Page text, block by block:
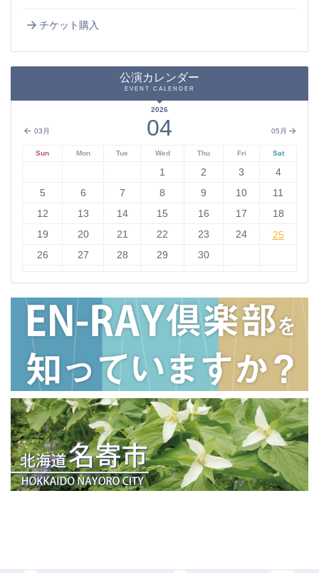
チケット購入
公演カレンダー
EVENT CALENDER
03月 05月
2026
04
Sun Mon Tue Wed Thu Fri Sat
1 2 3
4
5
6 7 8 9 10
11
12
13 14 15 16 17
18
19
20 21 22 23 24 25
25
26
27 28 29 30